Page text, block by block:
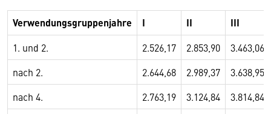
Verwendungsgruppenjahre I II III
1. und 2. 2.526,17 2.853,90
3.463,06
nach 2.
2.644,68 2.989,37
3.638,95
nach 4.
2.763,19 3.124,84
3.814,84